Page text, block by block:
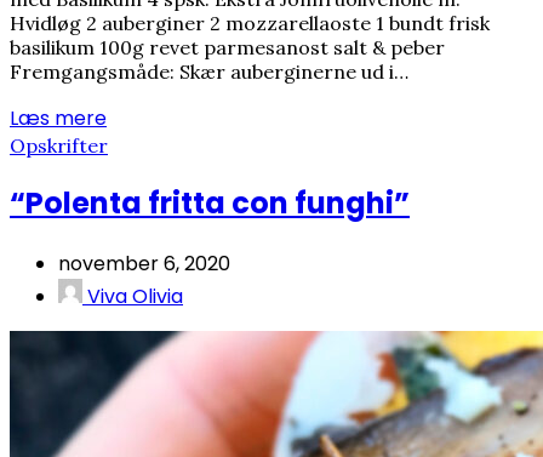
Hvidløg 2 auberginer 2 mozzarellaoste 1 bundt frisk
basilikum 100g revet parmesanost salt & peber
Fremgangsmåde: Skær auberginerne ud i…
Læs mere
Opskrifter
“Polenta fritta con funghi”
november 6, 2020
Viva Olivia